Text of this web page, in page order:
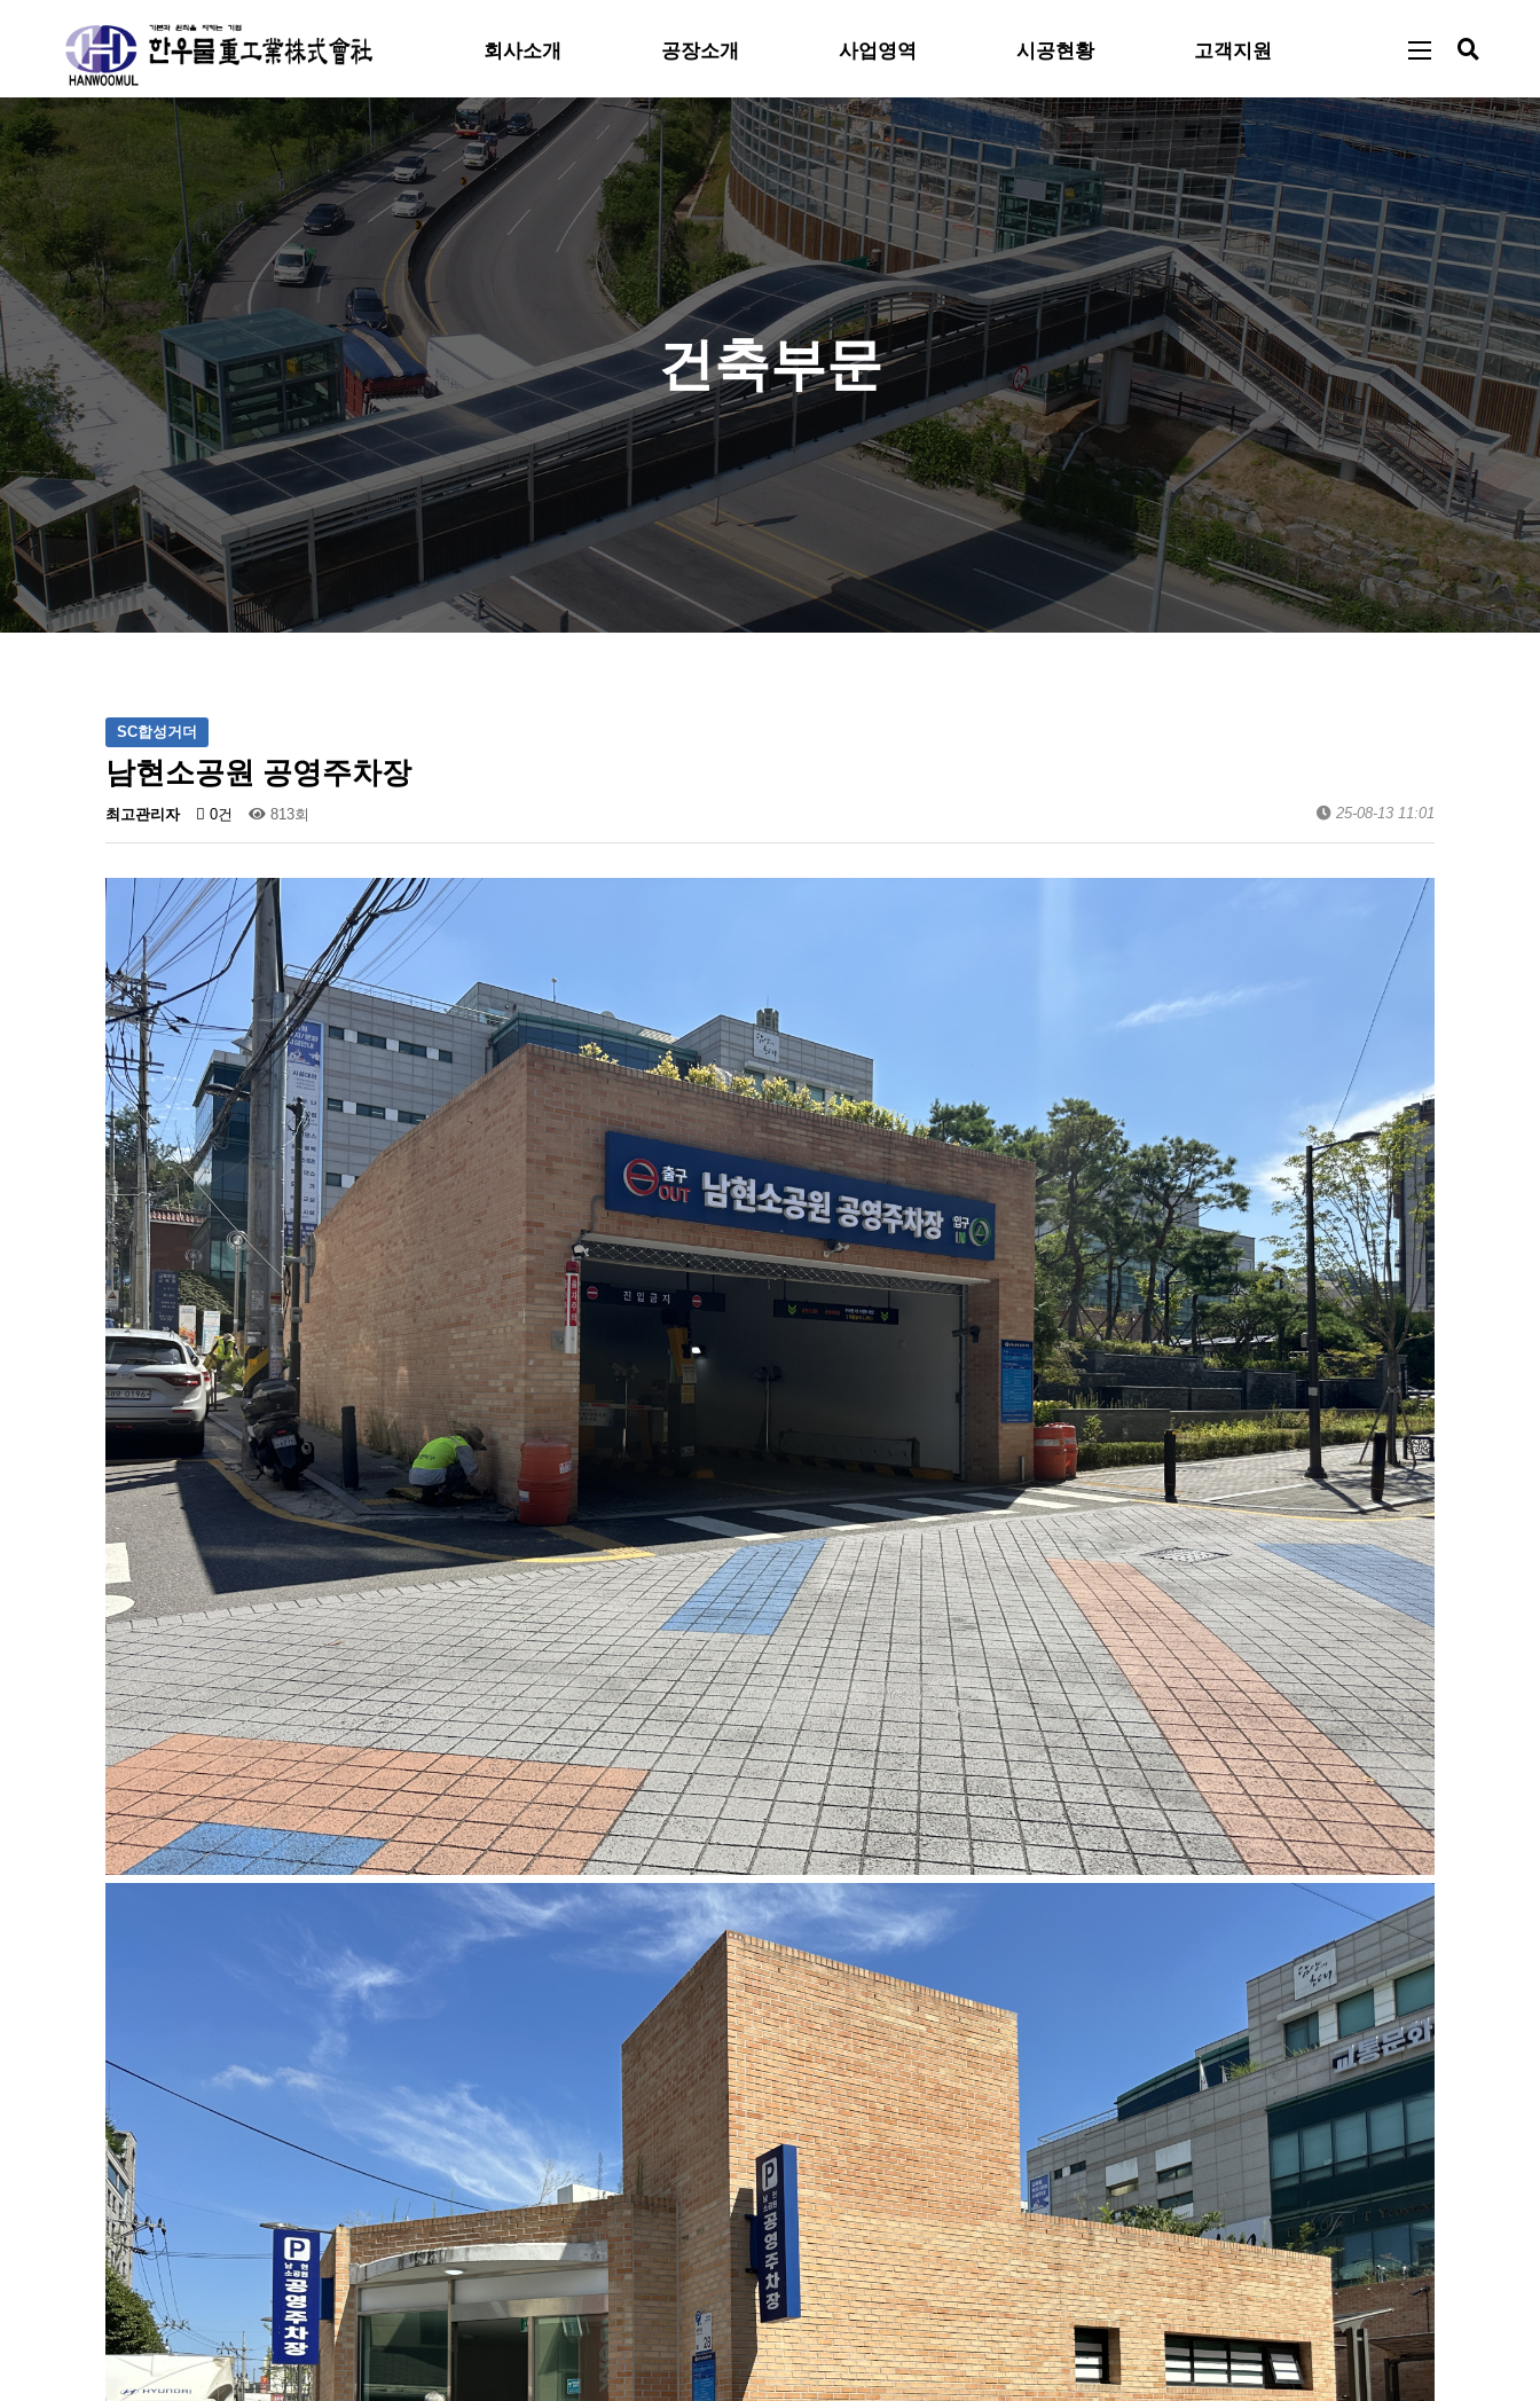
회사소개
류
공장소개
하위분류
사업영역
하위분류
시공현황
하위분류
고객지원
하위분류
건축부문
SC합성거더
남현소공원 공영주차장
최고관리자 0건 813회 25-08-13 11:01